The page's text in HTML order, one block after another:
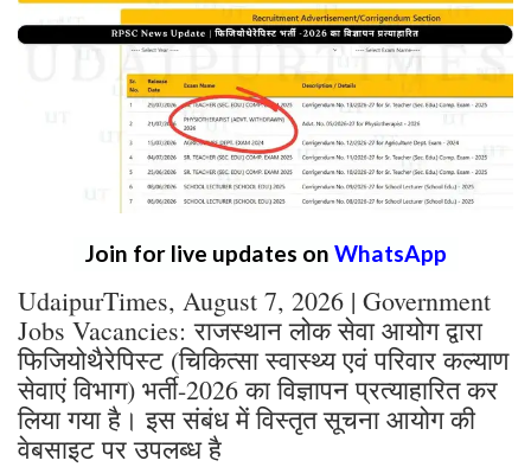
Join for live updates on WhatsApp
UdaipurTimes, August 7, 2026 | Government
Jobs Vacancies: राजस्थान लोक सेवा आयोग द्वारा
फिजियोथैरेपिस्ट (चिकित्सा स्वास्थ्य एवं परिवार कल्याण
सेवाएं विभाग) भर्ती-2026 का विज्ञापन प्रत्याहारित कर
लिया गया है। इस संबंध में विस्तृत सूचना आयोग की
वेबसाइट पर उपलब्ध है